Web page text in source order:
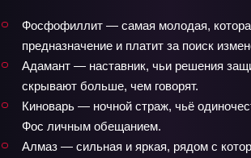
Фосфофиллит — самая молодая,
предназначение и платит за поиск
Адамант — наставник, чьи решения
скрывают больше, чем говорят.
Киноварь — ночной страж, чьё
Фос личным обещанием.
Алмаз — сильная и яркая, рядом с